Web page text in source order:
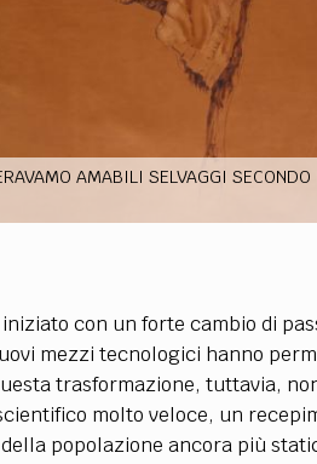
AMABILI SELVAGGI
con un forte cambio di
mezzi tecnologici hanno
trasformazione, tuttavia,
molto veloce, un
popolazione ancora più